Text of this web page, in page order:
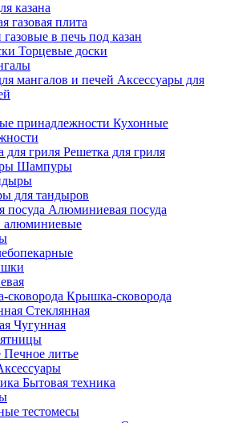
казана
газовая плита
в печь под казан
Торцевые доски
Аксессуары для
Кухонные
Решетка для гриля
Шампуры
для тандыров
Алюминиевая посуда
алюминиевые
Крышка-сковорода
Стеклянная
Чугунная
Печное литье
Бытовая техника
тестомесы